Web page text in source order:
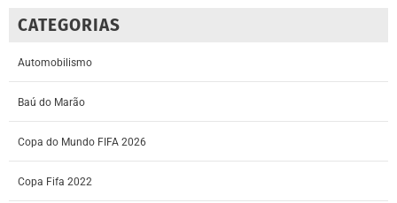
CATEGORIAS
Automobilismo
Baú do Marão
Copa do Mundo FIFA 2026
Copa Fifa 2022